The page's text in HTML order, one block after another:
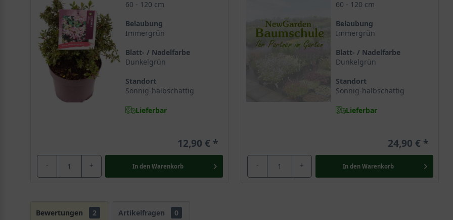
60 - 120 cm
Belaubung
Immergrün
Blatt- / Nadelfarbe
Dunkelgrün
Standort
Sonnig-halbschattig
Lieferbar
12,90 €
- + In den Warenkorb
60 - 120 cm
Belaubung
Immergrün
Blatt- / Nadelfarbe
Dunkelgrün
Standort
Sonnig-halbschattig
Lieferbar
24,90 €
- + In den Warenkorb
Bewertungen 2 Artikelfragen 0